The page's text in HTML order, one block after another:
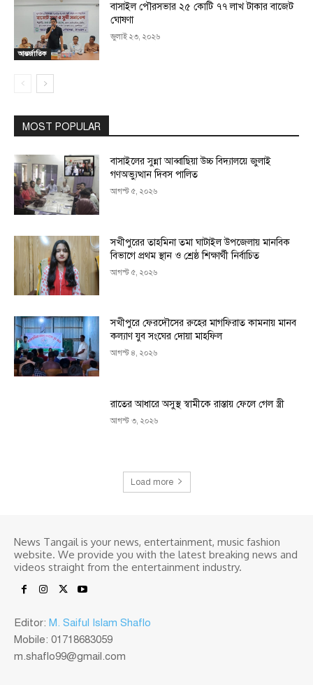
আন্তর্জাতিক
বাসাইল পৌরসভার ২৫ কোটি ৭৭ লাখ টাকার বাজেট
ঘোষণা
জুলাই ২৩, ২০২৬
MOST POPULAR
বাসাইলের সুন্না আব্বাছিয়া উচ্চ বিদ্যালয়ে জুলাই
গণঅভ্যুত্থান দিবস পালিত
আগস্ট ৫, ২০২৬
সখীপুরের তাহমিনা তমা ঘাটাইল উপজেলায় মানবিক
বিভাগে প্রথম স্থান ও শ্রেষ্ঠ শিক্ষার্থী নির্বাচিত
আগস্ট ৫, ২০২৬
সখীপুরে ফেরদৌসের রুহের মাগফিরাত কামনায় মানব
কল্যাণ যুব সংঘের দোয়া মাহফিল
আগস্ট ৪, ২০২৬
রাতের আধারে অসুস্থ স্বামীকে রাস্তায় ফেলে গেল স্ত্রী
আগস্ট ৩, ২০২৬
Load more
News Tangail is your news, entertainment, music fashion
website. We provide you with the latest breaking news and
videos straight from the entertainment industry.
Editor: M. Saiful Islam Shaflo
Mobile: 01718683059
m.shaflo99@gmail.com